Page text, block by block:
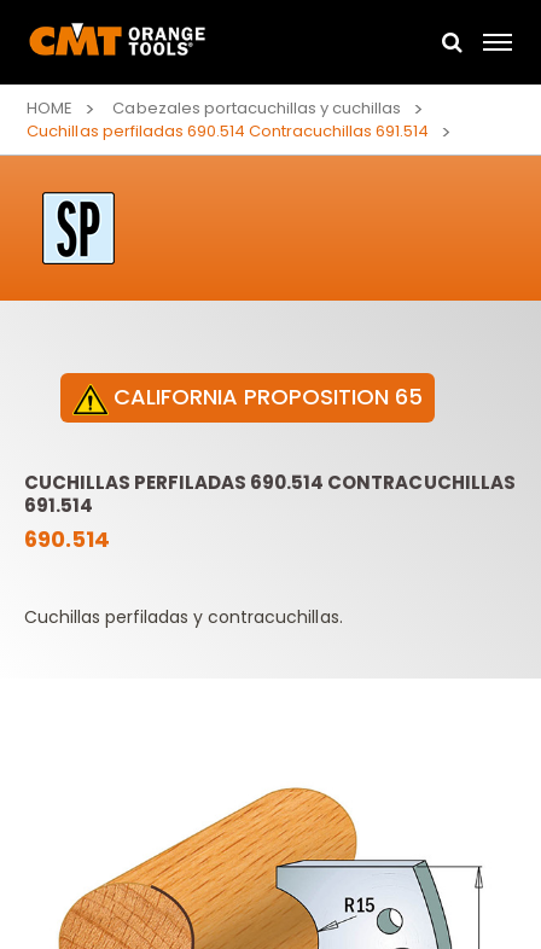
HOME
Cabezales portacuchillas y cuchillas
Cuchillas perfiladas 690.514 Contracuchillas 691.514
CALIFORNIA PROPOSITION 65
CUCHILLAS PERFILADAS 690.514 CONTRACUCHILLAS
691.514
690.514
Cuchillas perfiladas y contracuchillas.